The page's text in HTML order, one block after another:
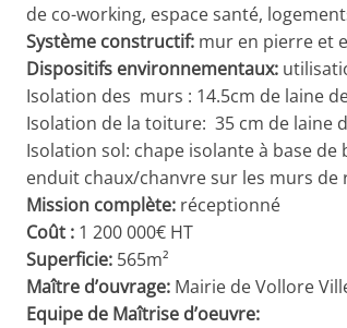
de co-working, espace santé,
Système constructif: mur en pierre et
Dispositifs environnementaux:
Isolation des murs : 14.5cm de laine
Isolation de la toiture: 35 cm de laine
Isolation sol: chape isolante à base de
enduit chaux/chanvre sur les murs de
Mission complète: réceptionné
Coût : 1 200 000€ HT
Superficie: 565m²
Maître d’ouvrage: Mairie de Vollore
Equipe de Maîtrise d’oeuvre: